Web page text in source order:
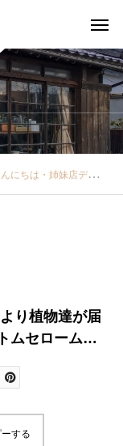
海ぶどうのようなプチプチとした形と小さな赤い花がかわいい珍しい品種・▼ヘデラダックフットアヒルの足の形に似た葉っぱがとってもかわいい植物・▼ビールポップセダム の仲間でマスカットのような見た目がかわいいです成長するにつれどんどん伸びます・どの子も可愛いので迷ってしまいますねさて今日は どの子を連れて帰ろうかしら？・ぜひ皆様も店頭でチェックしてみてくださいね・本日も11時より皆様のご来店をお待ちしております♡.#島根#松江#ユーカリ荘#yukarisou#ライフスタイルショップ#セレクトショップ#古民家#雑貨屋#雑貨#グリーン#植物#お部屋にグリーン#セロームアトム#フェイカスティネケ#ピレオグロボーサ#ヘデラダックフット#ビールポップ#多肉植物#島根観光#島根旅行#松江観光#松江旅行
り植物達が届
ムセロームの
的♪縁起が良い
種で強く育て
する